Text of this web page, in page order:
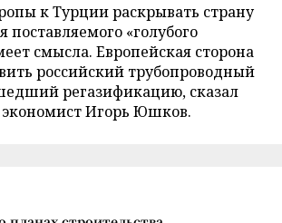
к Турции раскрывать страну
«голубого
смысла. Европейская сторона
российский трубопроводный
регазификацию, сказал
экономист Игорь Юшков.